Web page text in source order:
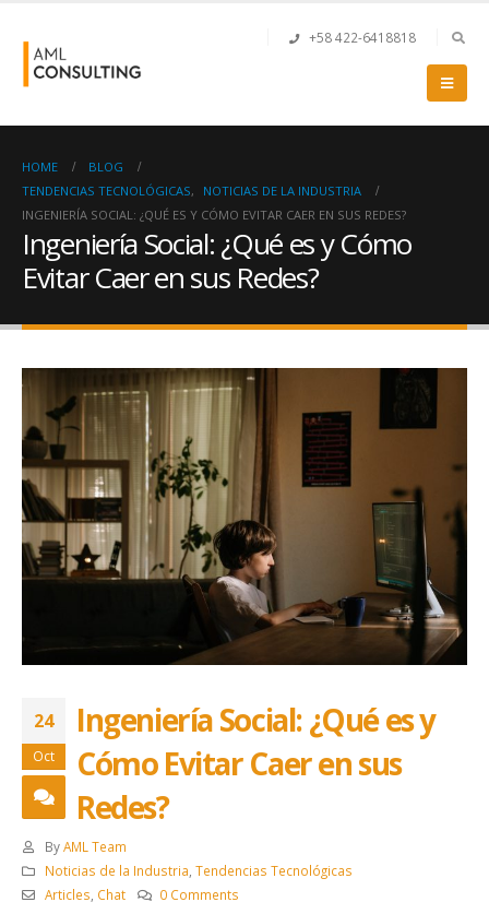
+58 422-6418818
HOME
BLOG
TENDENCIAS TECNOLÓGICAS,
NOTICIAS DE LA INDUSTRIA
INGENIERÍA SOCIAL: ¿QUÉ ES Y CÓMO EVITAR CAER EN SUS REDES?
Ingeniería Social: ¿Qué es y Cómo
Evitar Caer en sus Redes?
24
Oct
Ingeniería Social: ¿Qué es y
Cómo Evitar Caer en sus
Redes?
By AML Team
Noticias de la Industria, Tendencias Tecnológicas
Articles, Chat 0 Comments